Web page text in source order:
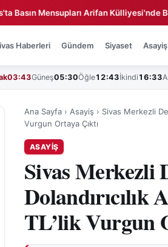
Mensupları Arifan Külliyesi'nde Bir
Haberleri Gündem Siyaset Asayiş
03:43Güneş05:30Öğle12:43İkindi 16:33
Ana Sayfa › Asayiş › Sivas Merkezli
Vurgun Ortaya Çıktı
ASAYIŞ
Sivas Merkezli
TL’lik Vurgun